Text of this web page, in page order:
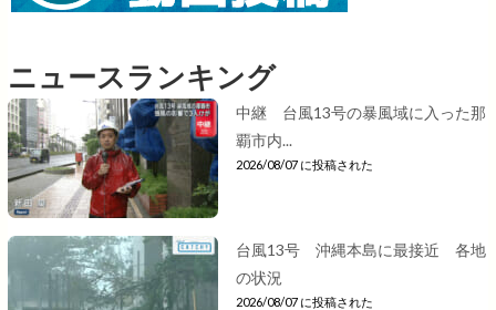
ニュースランキング
中継 台風13号の暴風域に入った那
覇市内...
2026/08/07 に投稿された
台風13号 沖縄本島に最接近 各地
の状況
2026/08/07 に投稿された